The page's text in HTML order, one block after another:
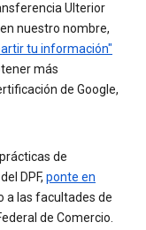
Ulterior
nuestro nombre,
tu información"
más
de Google,
de
DPF, ponte en
a las facultades de
de Comercio.